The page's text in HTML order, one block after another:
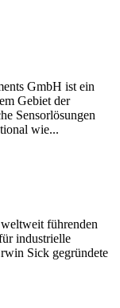
GmbH ist ein
Gebiet der
Sensorlösungen
wie...
führenden
industrielle
Sick gegründete